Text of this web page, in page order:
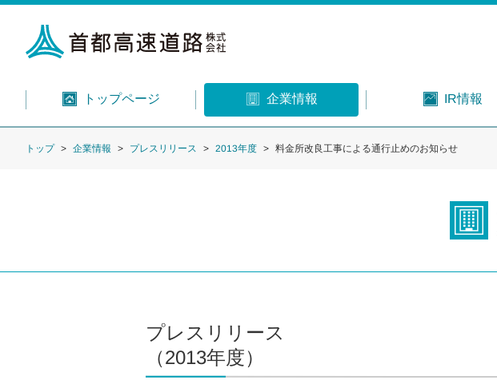
トップページ 企業情報 IR情報
トップ 企業情報 プレスリリース 2013年度 料金所改良工事による通行止めのお知らせ
プレスリリース
（2013年度）